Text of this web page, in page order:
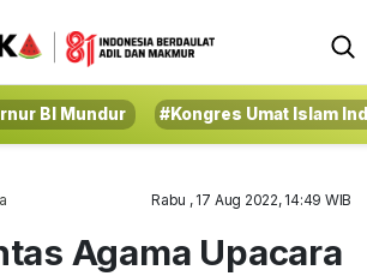
BI Mundur #Kongres Umat Islam
Rabu , 17 Aug 2022, 14:49 WIB
Agama Upacara